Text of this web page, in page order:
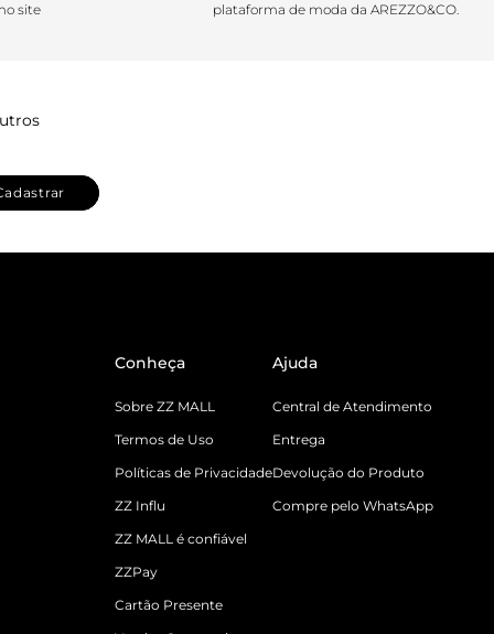
site
plataforma de moda da AREZZO&CO.
Conheça
Sobre ZZ MALL
Termos de Uso
Políticas de Privacidade
ZZ Influ
ZZ MALL é confiável
ZZPay
Cartão Presente
Ajuda
Central de Atendimento
Entrega
Devolução do Produto
Compre pelo WhatsApp